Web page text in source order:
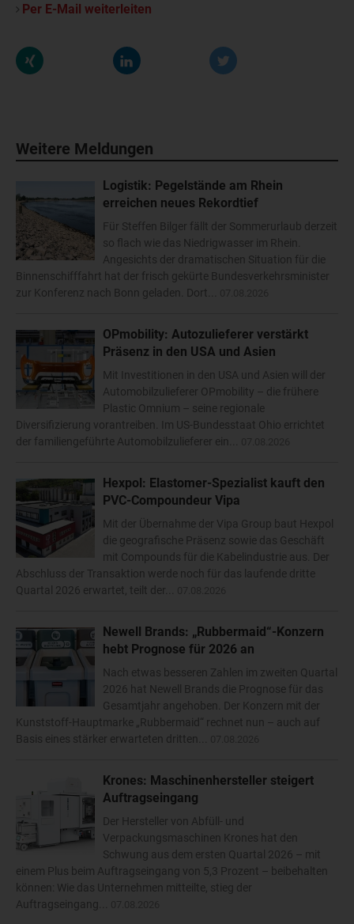
Per E-Mail weiterleiten
Weitere Meldungen
Logistik: Pegelstände am Rhein
erreichen neues Rekordtief
Für Steffen Bilger fällt der Sommerurlaub derzeit
so flach wie das Niedrigwasser im Rhein.
Angesichts der dramatischen Situation für die
Binnenschifffahrt hat der frisch gekürte Bundesverkehrsminister
zur Konferenz nach Bonn geladen. Dort...
OPmobility: Autozulieferer verstärkt
Präsenz in den USA und Asien
Mit Investitionen in den USA und Asien will der
Automobilzulieferer OPmobility – die frühere
Plastic Omnium – seine regionale
Diversifizierung vorantreiben. Im US-Bundesstaat Ohio errichtet
der familiengeführte Automobilzulieferer ein...
Hexpol: Elastomer-Spezialist kauft den
PVC-Compoundeur Vipa
Mit der Übernahme der Vipa Group baut Hexpol
die geografische Präsenz sowie das Geschäft
mit Compounds für die Kabelindustrie aus. Der
Abschluss der Transaktion werde noch für das laufende dritte
Quartal 2026 erwartet, teilt der...
Newell Brands: „Rubbermaid“-Konzern
hebt Prognose für 2026 an
Nach etwas besseren Zahlen im zweiten Quartal
2026 hat Newell Brands die Prognose für das
Gesamtjahr angehoben. Der Konzern mit der
Kunststoff-Hauptmarke „Rubbermaid“ rechnet nun – auch auf
Basis eines stärker erwarteten dritten...
Krones: Maschinenhersteller steigert
Auftragseingang
Der Hersteller von Abfüll- und
Verpackungsmaschinen Krones hat den
Schwung aus dem ersten Quartal 2026 – mit
einem Plus beim Auftragseingang von 5,3 Prozent – beibehalten
können: Wie das Unternehmen mitteilte, stieg der
Auftragseingang...